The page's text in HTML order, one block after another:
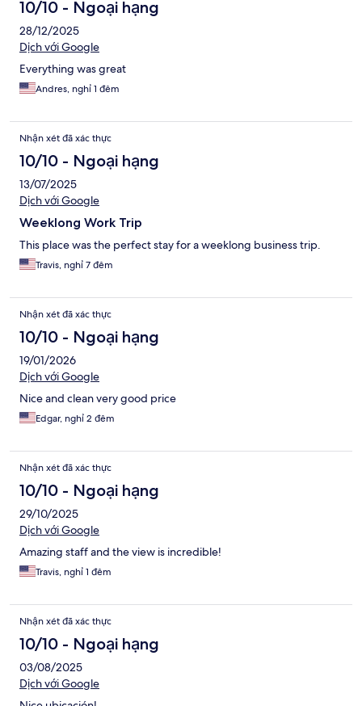
10/10 - Ngoại hạng
28/12/2025
Dịch với Google
Everything was great
Andres, nghỉ 1 đêm
Nhận xét đã xác thực
10/10 - Ngoại hạng
13/07/2025
Dịch với Google
Weeklong Work Trip
This place was the perfect stay for a weeklong business trip.
Travis, nghỉ 7 đêm
Nhận xét đã xác thực
10/10 - Ngoại hạng
19/01/2026
Dịch với Google
Nice and clean very good price
Edgar, nghỉ 2 đêm
Nhận xét đã xác thực
10/10 - Ngoại hạng
29/10/2025
Dịch với Google
Amazing staff and the view is incredible!
Travis, nghỉ 1 đêm
Nhận xét đã xác thực
10/10 - Ngoại hạng
03/08/2025
Dịch với Google